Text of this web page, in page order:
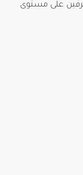
على مستوى